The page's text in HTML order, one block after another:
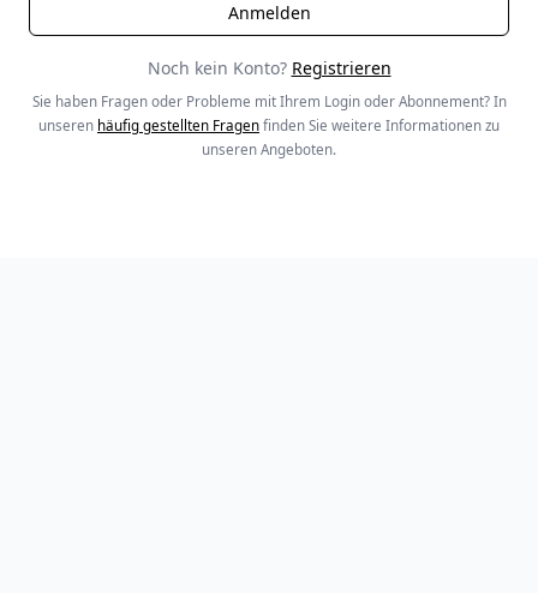
Noch kein Konto? Registrieren
Sie haben Fragen oder Probleme mit Ihrem Login oder Abonnement? In
unseren häufig gestellten Fragen finden Sie weitere Informationen zu
unseren Angeboten.